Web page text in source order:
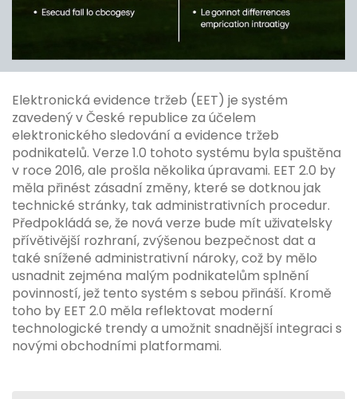
Elektronická evidence tržeb (EET) je systém
zavedený v České republice za účelem
elektronického sledování a evidence tržeb
podnikatelů. Verze 1.0 tohoto systému byla spuštěna
v roce 2016, ale prošla několika úpravami. EET 2.0 by
měla přinést zásadní změny, které se dotknou jak
technické stránky, tak administrativních procedur.
Předpokládá se, že nová verze bude mít uživatelsky
přívětivější rozhraní, zvýšenou bezpečnost dat a
také snížené administrativní nároky, což by mělo
usnadnit zejména malým podnikatelům splnění
povinností, jež tento systém s sebou přináší. Kromě
toho by EET 2.0 měla reflektovat moderní
technologické trendy a umožnit snadnější integraci s
novými obchodními platformami.